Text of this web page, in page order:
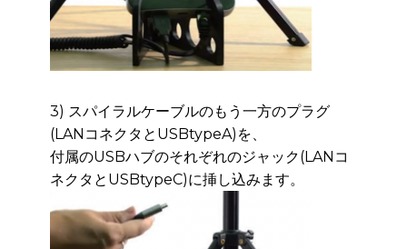
3) スパイラルケーブルのもう一方のプラグ
(LANコネクタとUSBtypeA)を、
付属のUSBハブのそれぞれのジャック(LANコ
ネクタとUSBtypeC)に挿し込みます。